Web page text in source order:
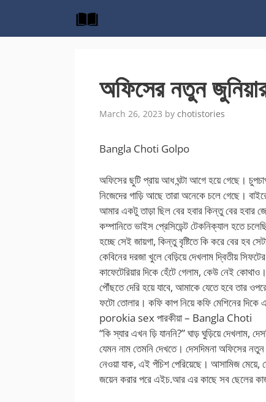
content
অফিসের নতুন
March 26, 2023 by chotistories
Bangla Choti Golpo
অফিসের ছুটি প্রায় আধ ঘন্টা আগে হয়ে গেছে।
নিজেদের গাড়ি আছে তারা অনেকে চলে গেছে।
আমার একটু তাড়া ছিল বের হবার কিন্তু বের হবার
কম্পানিতে ভাইস প্রেসিডেন্ট টেকনিক্যাল হতে
হচ্ছে সেই জায়গা, কিন্তু বৃষ্টিতে কি করে বের হব
কেবিনের দরজা খুলে বেড়িয়ে দেখলাম দ্বিতীয়
কাফেটেরিয়ার দিকে হেঁটে গেলাম, কেউ নেই
পৌঁছতে দেরি হয়ে যাবে, আমাকে যেতে হবে তার
ফটো তোলার। কফি কাপ নিয়ে কফি মেশিনের দিকে
porokia sex পারকীয়া – Bangla Choti
“কি স্যার এখন ড়ি যাননি?” ঘাড় ঘুড়িয়ে দেখলাম,
যেমন নাম তেমনি দেখতে। দেসদিমনা অফিসের
নেওয়া যাক, এই পঁচিশ পেরিয়েছে। আসামিজ মেয়ে,
জয়েন করার পরে এইচ.আর এর কাছে সব ছেলের